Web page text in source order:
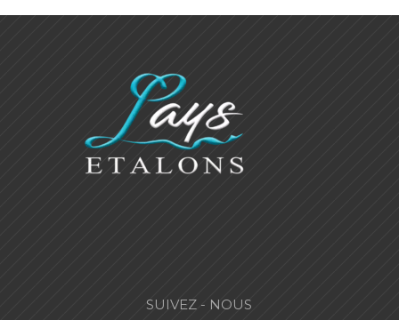
SUIVEZ - NOUS